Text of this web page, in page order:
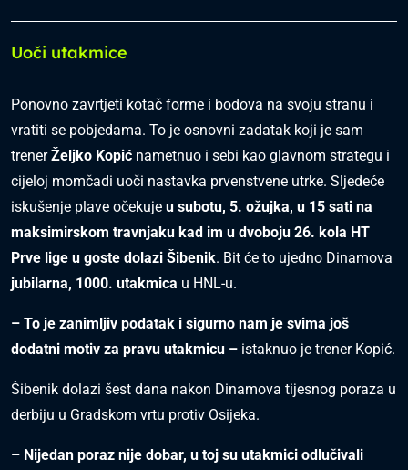
Uoči utakmice
Ponovno zavrtjeti kotač forme i bodova na svoju stranu i
vratiti se pobjedama. To je osnovni zadatak koji je sam
trenerŽeljko Kopić nametnuo i sebi kao glavnom strategu i
cijeloj momčadi uoči nastavka prvenstvene utrke. Sljedeće
iskušenje plave očekuje u subotu, 5. ožujka, u 15 sati na
maksimirskom travnjaku kad im u dvoboju 26. kola HT
Prve lige u goste dolazi Šibenik. Bit će to ujedno Dinamova
jubilarna, 1000. utakmica u HNL-u.
– To je zanimljiv podatak i sigurno nam je svima još
dodatni motiv za pravu utakmicu – istaknuo je trener Kopić.
Šibenik dolazi šest dana nakon Dinamova tijesnog poraza u
derbiju u Gradskom vrtu protiv Osijeka.
– Nijedan poraz nije dobar, u toj su utakmici odlučivali